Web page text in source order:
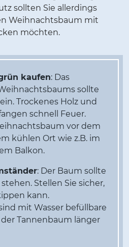
sollten Sie allerdings
Weihnachtsbaum mit
möchten.
kaufen: Das
sollte
Trockenes Holz und
schnell Feuer.
vor dem
kühlen Ort wie z.B. im
Balkon.
: Der Baum sollte
Stellen Sie sicher,
kann.
mit Wasser befüllbare
Tannenbaum länger